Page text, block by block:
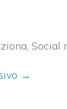
, Social
→